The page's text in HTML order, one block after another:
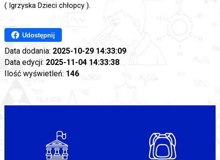
( Igrzyska Dzieci chłopcy ).
Udostępnij
Data dodania: 2025-10-29 14:33:09
Data edycji: 2025-11-04 14:33:38
Ilość wyświetleń: 146